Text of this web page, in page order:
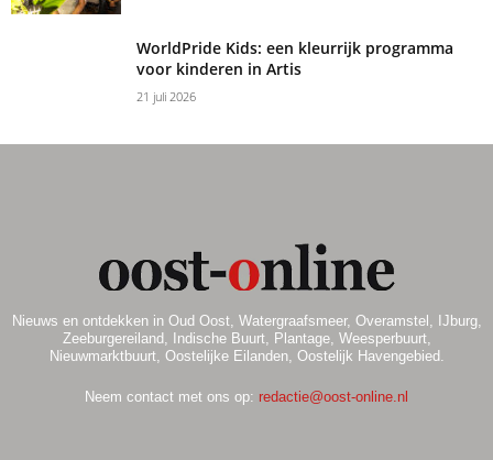
WorldPride Kids: een kleurrijk programma
voor kinderen in Artis
21 juli 2026
Nieuws en ontdekken in Oud Oost, Watergraafsmeer, Overamstel, IJburg,
Zeeburgereiland, Indische Buurt, Plantage, Weesperbuurt,
Nieuwmarktbuurt, Oostelijke Eilanden, Oostelijk Havengebied.
Neem contact met ons op: redactie@oost-online.nl